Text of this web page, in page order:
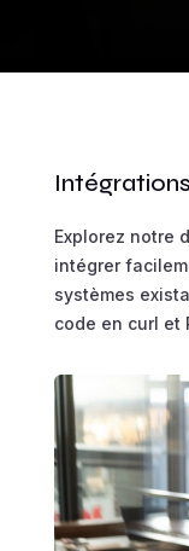
Explorez notre
intégrer
systèmes
code en curl et